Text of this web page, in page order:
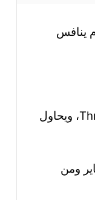
ينافس
المنصة المزمع إطلاقها، اتخذت اسمًا رمزيًا Project92 وقد يكون اسمه العام Thread، ويحاول
ومن